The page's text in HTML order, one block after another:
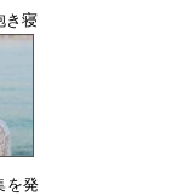
き寝
を発